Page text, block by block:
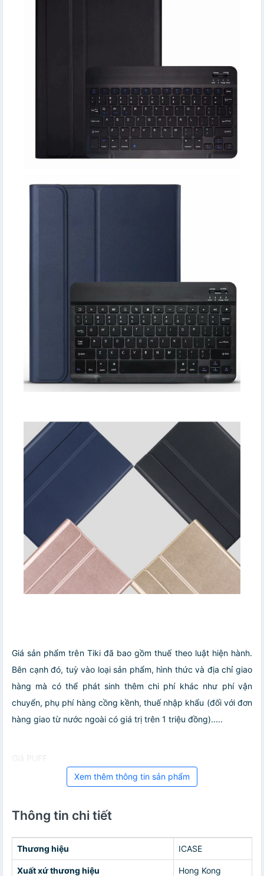
Giá sản phẩm trên Tiki đã bao gồm thuế theo luật hiện hành.
Bên cạnh đó, tuỳ vào loại sản phẩm, hình thức và địa chỉ giao
hàng mà có thể phát sinh thêm chi phí khác như phí vận
chuyển, phụ phí hàng cồng kềnh, thuế nhập khẩu (đối với đơn
hàng giao từ nước ngoài có giá trị trên 1 triệu đồng).....
Giá PUFF
Xem thêm thông tin sản phẩm
Thông tin chi tiết
Thương hiệu ICASE
Xuất xứ thương hiệu Hong Kong